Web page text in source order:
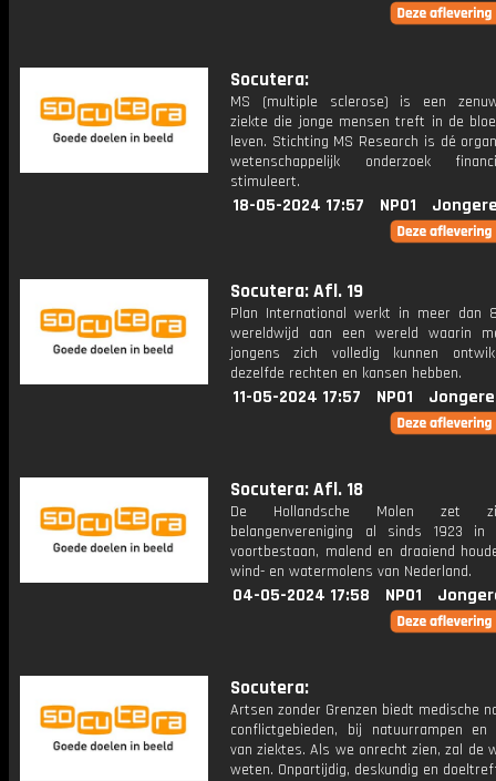
Socutera:
MS (multiple sclerose) is een
ziekte die jonge mensen treft in de
leven. Stichting MS Research is dé
wetenschappelijk onderzoek
stimuleert.
18-05-2024 17:57 NPO1
Socutera: Afl. 19
Plan International werkt in meer dan
wereldwijd aan een wereld waarin
jongens zich volledig kunnen
dezelfde rechten en kansen hebben.
11-05-2024 17:57 NPO1
Socutera: Afl. 18
De Hollandsche Molen zet
belangenvereniging al sinds 1923
voortbestaan, malend en draaiend
wind- en watermolens van Nederland.
04-05-2024 17:58 NPO1
Socutera:
Artsen zonder Grenzen biedt medische
conflictgebieden, bij natuurrampen en
van ziektes. Als we onrecht zien, zal de
weten. Onpartijdig, deskundig en